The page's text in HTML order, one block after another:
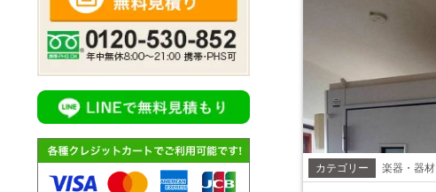
カテゴリー 楽器・器材